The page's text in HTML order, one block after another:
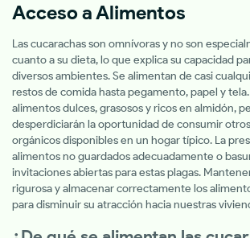
Acceso a Alimentos
Las cucarachas son omnívoras y no son
cuanto a su dieta, lo que explica su capacidad
diversos ambientes. Se alimentan de casi
restos de comida hasta pegamento, papel y
alimentos dulces, grasosos y ricos en almidón,
desperdiciarán la oportunidad de consumir
orgánicos disponibles en un hogar típico. La
alimentos no guardados adecuadamente o
invitaciones abiertas para estas plagas.
rigurosa y almacenar correctamente los
para disminuir su atracción hacia nuestras